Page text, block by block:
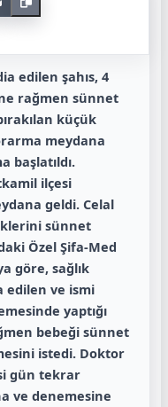
edilen şahıs, 4
rağmen sünnet
küçük
meydana
başlatıldı.
ilçesi
geldi. Celal
sünnet
Özel Şifa-Med
göre, sağlık
edilen ve ismi
yaptığı
bebeği sünnet
istedi. Doktor
gün tekrar
ve denemesine